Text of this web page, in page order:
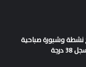
نشطة وشبورة صباحية